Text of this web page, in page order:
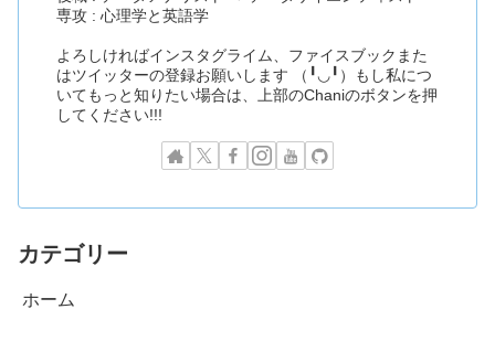
専攻 : 心理学と英語学
よろしければインスタグライム、ファイスブックまた
はツイッターの登録お願いします （╹◡╹）もし私につ
いてもっと知りたい場合は、上部のChaniのボタンを押
してください!!!
カテゴリー
ホーム